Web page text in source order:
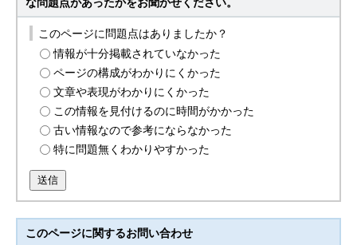
な問題点があったかをお聞かせください。
このページに問題点はありましたか？
情報が十分掲載されていなかった
ページの構成がわかりにくかった
文章や表現がわかりにくかった
この情報を見付けるのに時間がかかった
古い情報なので参考にならなかった
特に問題無くわかりやすかった
送信
このページに関するお問い合わせ